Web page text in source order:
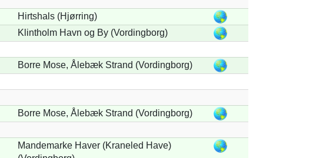
Hirtshals (Hjørring)
Klintholm Havn og By (Vordingborg)
Borre Mose, Ålebæk Strand (Vordingborg)
Borre Mose, Ålebæk Strand (Vordingborg)
Mandemarke Haver (Kraneled Have)